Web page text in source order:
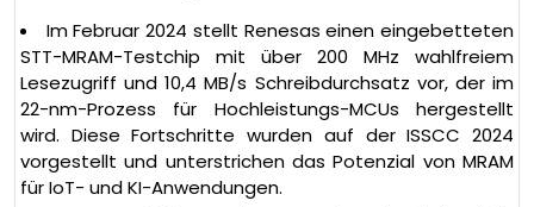
Im Februar 2024 stellt Renesas einen eingebetteten
STT-MRAM-Testchip mit über 200 MHz wahlfreiem
Lesezugriff und 10,4 MB/s Schreibdurchsatz vor, der im
22-nm-Prozess für Hochleistungs-MCUs hergestellt
wird. Diese Fortschritte wurden auf der ISSCC 2024
vorgestellt und unterstrichen das Potenzial von MRAM
für IoT- und KI-Anwendungen.